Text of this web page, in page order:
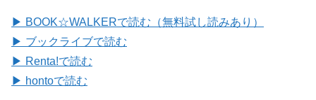
▶ BOOK☆WALKERで読む（無料試し読みあり）
▶ ブックライブで読む
▶ Renta!で読む
▶ hontoで読む